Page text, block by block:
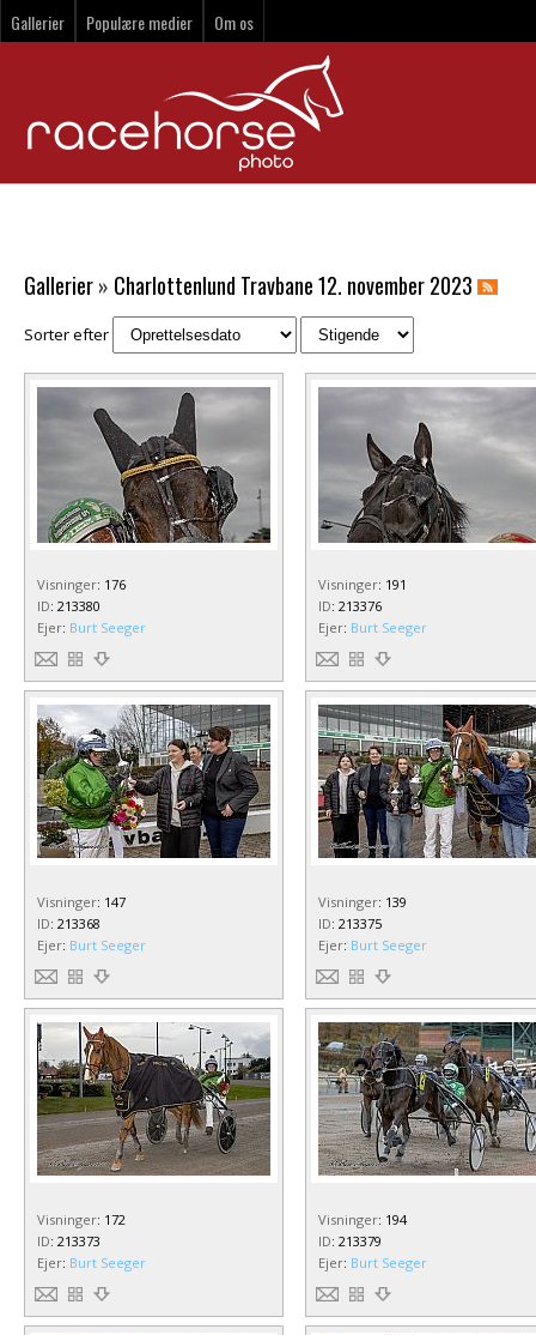
Gallerier Populære medier Om os
Gallerier» Charlottenlund Travbane 12. november 2023
Sorter efter
Visninger: 176
ID: 213380
Ejer: Burt Seeger
Visninger: 191
ID: 213376
Ejer: Burt Seeger
Visninger: 147
ID: 213368
Ejer: Burt Seeger
Visninger: 139
ID: 213375
Ejer: Burt Seeger
Visninger: 172
ID: 213373
Ejer: Burt Seeger
Visninger: 194
ID: 213379
Ejer: Burt Seeger